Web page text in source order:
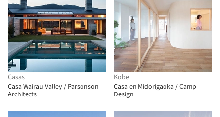
Casas
Casa Wairau Valley / Parsonson
Architects
Kobe
Casa en Midorigaoka / Camp
Design